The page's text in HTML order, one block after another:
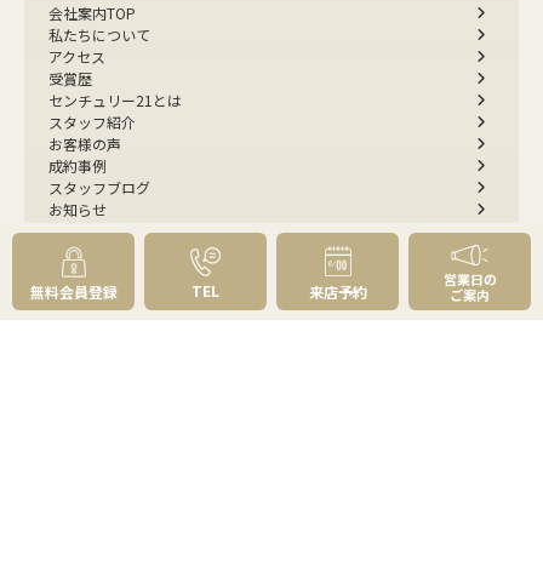
会社案内TOP
私たちについて
アクセス
受賞歴
センチュリー21とは
スタッフ紹介
お客様の声
成約事例
スタッフブログ
お知らせ
採用情報
来店予約
お問い合わせ
会員メニュー
無料会員登録 TEL 来店予約
営業日の
ご案内